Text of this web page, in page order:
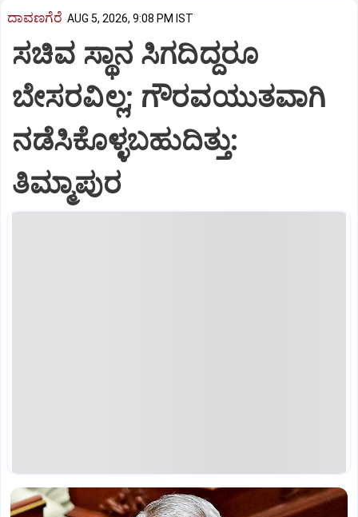
ದಾವಣಗೆರೆ AUG 5, 2026, 9:08 PM IST
ಸಚಿವ ಸ್ಥಾನ ಸಿಗದಿದ್ದರೂ
ಬೇಸರವಿಲ್ಲ; ಗೌರವಯುತವಾಗಿ
ನಡೆಸಿಕೊಳ್ಳಬಹುದಿತ್ತು:
ತಿಮ್ಮಾಪುರ